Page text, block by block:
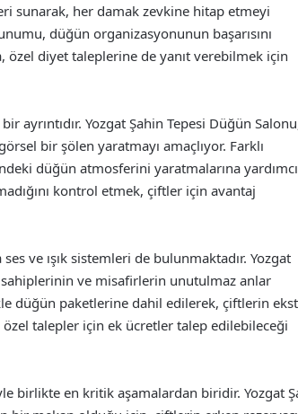
sunarak, her damak zevkine hitap etmeyi
düğün organizasyonunun başarısını
özel diyet taleplerine de yanıt verebilmek için
Yozgat Şahin Tepesi Düğün
bir şölen yaratmayı amaçlıyor. Farklı
düğün atmosferini yaratmalarına yardımcı
kontrol etmek, çiftler için avantaj
ve ışık sistemleri de bulunmaktadır. Yozgat
sahiplerinin ve misafirlerin unutulmaz anlar
düğün paketlerine dahil edilerek, çiftlerin
özel talepler için ek ücretler talep edilebileceği
birlikte en kritik aşamalardan biridir. Yozgat